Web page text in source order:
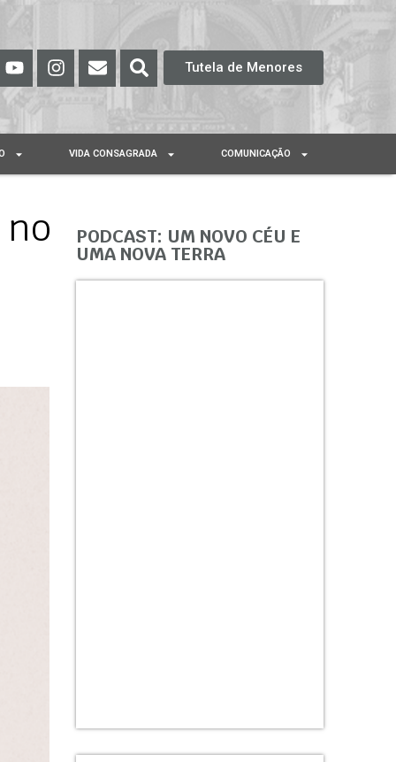
Tutela de Menores
VIDA CONSAGRADA COMUNICAÇÃO
PODCAST: UM NOVO CÉU E
UMA NOVA TERRA